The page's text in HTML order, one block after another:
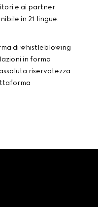
e ai partner
in 21 lingue.
di whistleblowing
in forma
riservatezza.